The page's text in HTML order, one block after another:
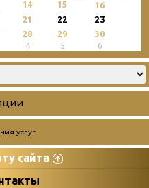
14 15
16
21 22 23
28 29
30
4 5 6
услуг
сайта